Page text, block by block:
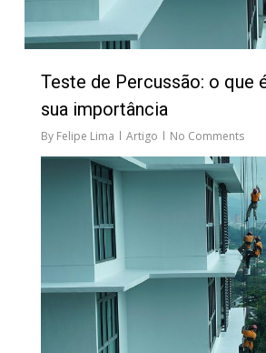
Teste de Percussão: o que
sua importância
By Felipe Lima Artigo No Comments